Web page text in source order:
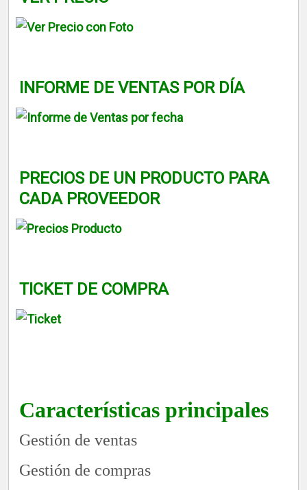
INFORME DE VENTAS POR DÍA
PRECIOS DE UN PRODUCTO PARA
CADA PROVEEDOR
TICKET DE COMPRA
Características principales
Gestión de ventas
Gestión de compras